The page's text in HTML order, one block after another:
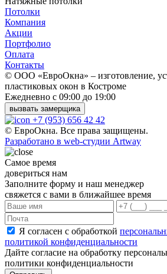
Потолки
Компания
Акции
Портфолио
Оплата
Контакты
© ООО «ЕвроОкна» – изготовление,
пластиковых окон в Костроме
Ежедневно с 09:00 до 19:00
вызвать замерщика
+7 (953) 656 42 42
© ЕвроОкна. Все права защищены.
Разработано в web-студии Artway
Самое время
довериться нам
Заполните форму и наш менеджер
свяжется с вами в ближайшее время
Я согласен с обработкой
политикой конфиденциальности
Дайте согласие на обработку
политики конфиденциальности